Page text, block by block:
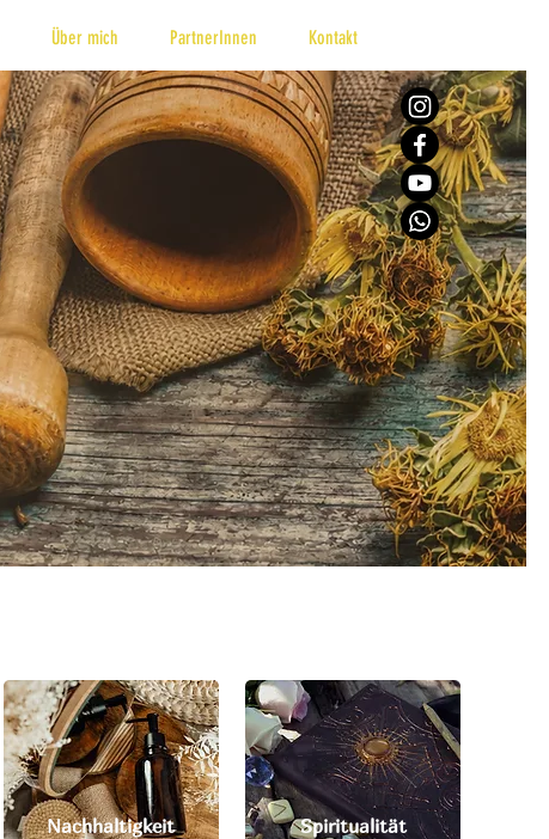
Über mich PartnerInnen Kontakt
Anmelden
Nachhaltigkeit Spiritualität